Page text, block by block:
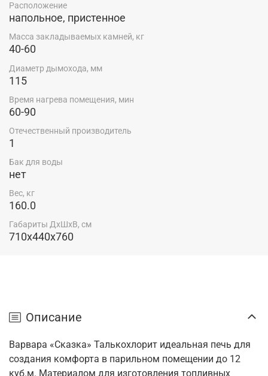
Расположение
напольное, пристенное
Масса закладываемых камней, кг
40-60
Диаметр дымохода, мм
115
Время нагрева помещения, мин
60-90
Отечественный производитель
1
Бак для воды
нет
Вес, кг
160.0
Габариты ДхШхВ, см
710x440x760
Описание
Варвара «Сказка» Талькохлорит идеальная печь для
создания комфорта в парильном помещении до 12
куб.м. Материалом для изготовления топливных